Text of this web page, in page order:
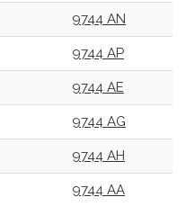
9744 AN
9744 AP
9744 AE
9744 AG
9744 AH
9744 AA